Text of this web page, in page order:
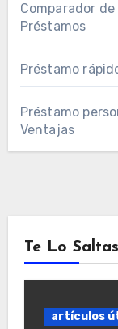
Comparador
Préstamos
Préstamo
Préstamo
Ventajas
Te Lo
artículos